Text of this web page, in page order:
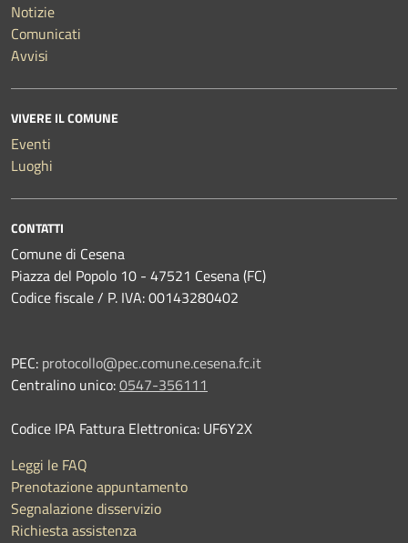
Notizie
Comunicati
Avvisi
VIVERE IL COMUNE
Eventi
Luoghi
CONTATTI
Comune di Cesena
Piazza del Popolo 10 - 47521 Cesena (FC)
Codice fiscale / P. IVA: 00143280402
PEC: protocollo@pec.comune.cesena.fc.it
Centralino unico:0547-356111
Codice IPA Fattura Elettronica: UF6Y2X
Leggi le FAQ
Prenotazione appuntamento
Segnalazione disservizio
Richiesta assistenza